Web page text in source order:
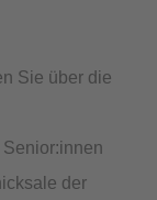
Sie über die
der